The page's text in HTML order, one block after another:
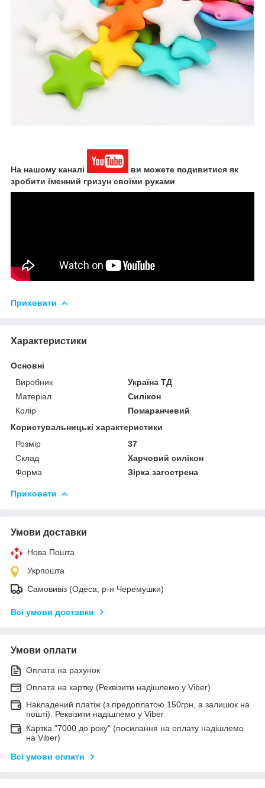
На нашому каналі
ви можете подивитися як
зробити іменний гризун своїми руками
Приховати
Характеристики
Основні
Виробник
Україна ТД
Матеріал
Силікон
Колір
Помаранчевий
Користувальницькі характеристики
Розмір
37
Склад
Харчовий силікон
Форма
Зірка загострена
Приховати
Умови доставки
Нова Пошта
Укрпошта
Самовивіз (Одеса, р-н Черемушки)
Всі умови доставки
Умови оплати
Оплата на рахунок
Оплата на картку (Реквізити надішлемо у Viber)
Накладений платіж (з предоплатою 150грн, а залишок на
пошті). Реквізити надішлемо у Viber
Картка "7000 до року" (посилання на оплату надішлемо
на Viber)
Всі умови оплати